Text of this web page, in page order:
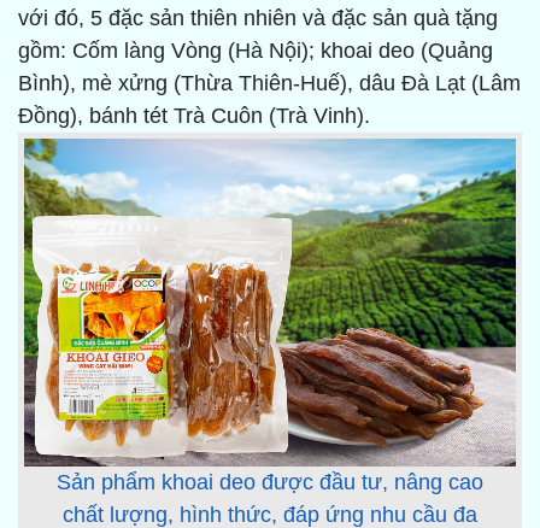
với đó, 5 đặc sản thiên nhiên và đặc sản quà tặng
gồm: Cốm làng Vòng (Hà Nội); khoai deo (Quảng
Bình), mè xửng (Thừa Thiên-Huế), dâu Đà Lạt (Lâm
Đồng), bánh tét Trà Cuôn (Trà Vinh).
Sản phẩm khoai deo được đầu tư, nâng cao
chất lượng, hình thức, đáp ứng nhu cầu đa